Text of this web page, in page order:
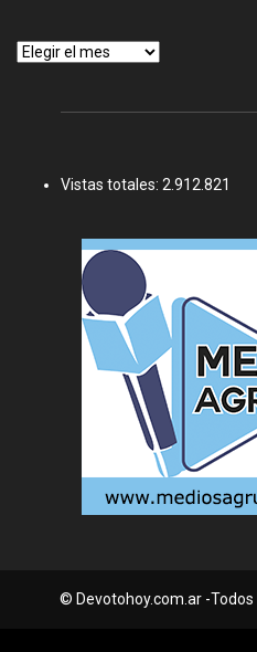
Archivos
Vistas totales: 2.912.821
© Devotohoy.com.ar -Todos